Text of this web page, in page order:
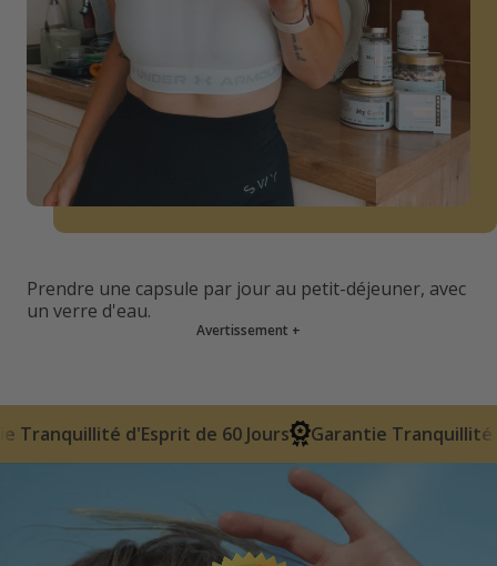
Prendre une capsule par jour au petit-déjeuner, avec
un verre d'eau.
Avertissement +
de 60 Jours Garantie Tranquillité d'Esprit de 60